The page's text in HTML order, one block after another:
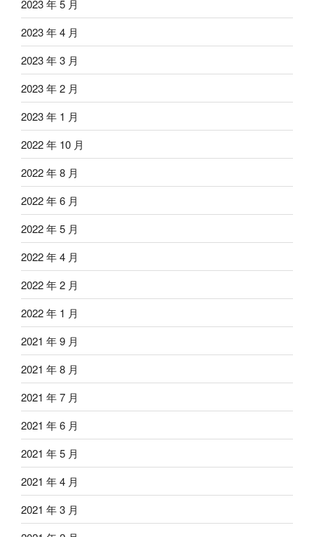
2023 年 5 月
2023 年 4 月
2023 年 3 月
2023 年 2 月
2023 年 1 月
2022 年 10 月
2022 年 8 月
2022 年 6 月
2022 年 5 月
2022 年 4 月
2022 年 2 月
2022 年 1 月
2021 年 9 月
2021 年 8 月
2021 年 7 月
2021 年 6 月
2021 年 5 月
2021 年 4 月
2021 年 3 月